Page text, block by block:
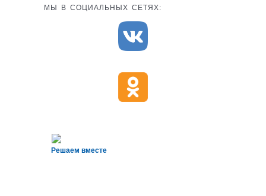
МЫ В СОЦИАЛЬНЫХ СЕТЯХ:
Решаем вместе